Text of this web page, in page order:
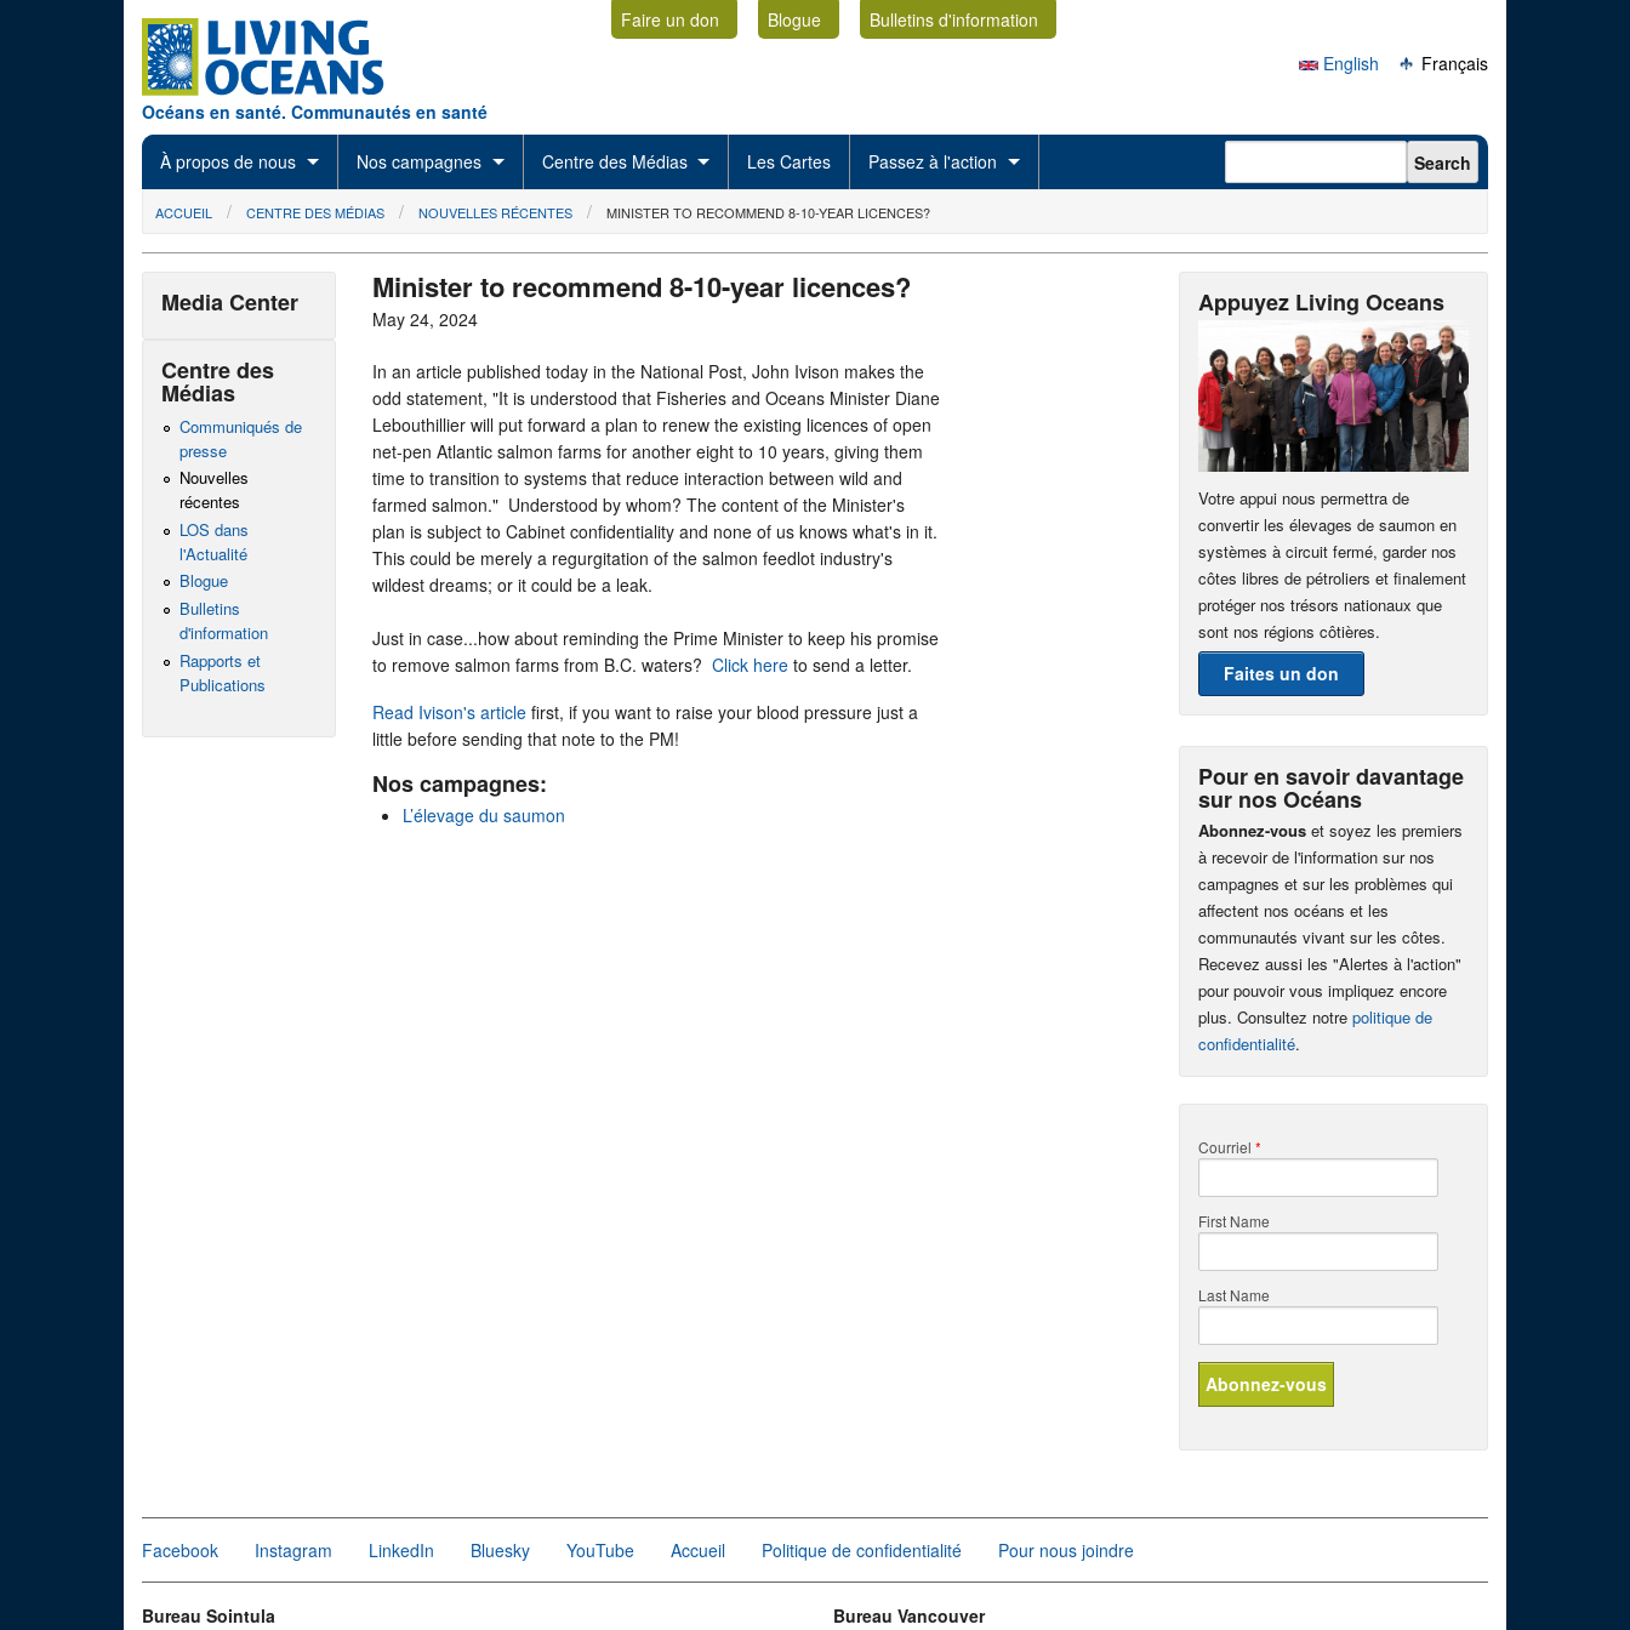
Océans en santé. Communautés en santé
Faire un don Blogue
Bulletins d'information
English
Français
À propos de nous Nos campagnes Centre des Médias Les Cartes Passez à l'action Search form Search
You are here
ACCUEIL CENTRE DES MÉDIAS NOUVELLES RÉCENTES MINISTER TO RECOMMEND 8-10-YEAR LICENCES?
Minister to recommend 8-10-year licences?
May 24, 2024
In an article published today in the National Post, John Ivison makes the
odd statement, "It is understood that Fisheries and Oceans Minister Diane
Lebouthillier will put forward a plan to renew the existing licences of open
net-pen Atlantic salmon farms for another eight to 10 years, giving them
time to transition to systems that reduce interaction between wild and
farmed salmon." Understood by whom? The content of the Minister's
plan is subject to Cabinet confidentiality and none of us knows what's in it.
This could be merely a regurgitation of the salmon feedlot industry's
wildest dreams; or it could be a leak.
Just in case...how about reminding the Prime Minister to keep his promise
to remove salmon farms from B.C. waters? Click here to send a letter.
Read Ivison's article first, if you want to raise your blood pressure just a
little before sending that note to the PM!
Nos campagnes:
L’élevage du saumon
Media Center
Centre des
Médias
Communiqués de
presse
Nouvelles
récentes
LOS dans
l'Actualité
Blogue
Bulletins
d'information
Rapports et
Publications
Appuyez Living Oceans
Votre appui nous permettra de
convertir les élevages de saumon en
systèmes à circuit fermé, garder nos
côtes libres de pétroliers et finalement
protéger nos trésors nationaux que
sont nos régions côtières.
Faites un don
Pour en savoir davantage
sur nos Océans
Abonnez-vous et soyez les premiers
à recevoir de l'information sur nos
campagnes et sur les problèmes qui
affectent nos océans et les
communautés vivant sur les côtes.
Recevez aussi les "Alertes à l'action"
pour pouvoir vous impliquez encore
plus. Consultez notre politique de
confidentialité.
Courriel *
First Name
Last Name
Facebook Instagram LinkedIn Bluesky YouTube Accueil Politique de confidentialité Pour nous joindre
Bureau Sointula Bureau Vancouver